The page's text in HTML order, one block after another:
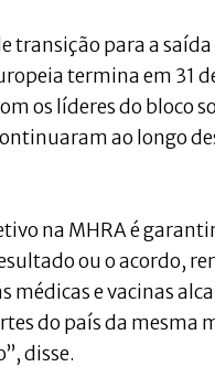
transição para a
termina em 31
os líderes do bloco
ao longo
na MHRA é
ou o acordo,
médicas e vacinas
do país da mesma
disse.